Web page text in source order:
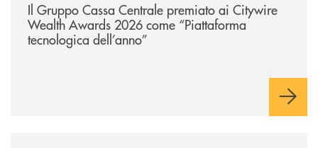
Il Gruppo Cassa Centrale premiato ai Citywire
Wealth Awards 2026 come “Piattaforma
tecnologica dell’anno”